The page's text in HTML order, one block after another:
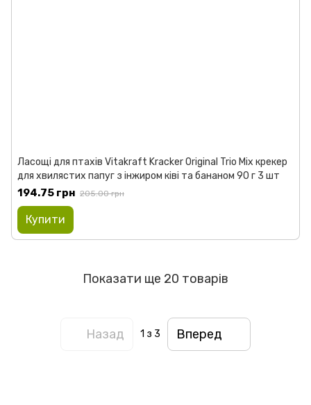
Ласощі для птахів Vitakraft Kracker Original Trio Mix крекер
для хвилястих папуг з інжиром ківі та бананом 90 г 3 шт
194.75 грн 205.00 грн
Купити
Показати ще 20 товарів
Назад 1 з 3 Вперед